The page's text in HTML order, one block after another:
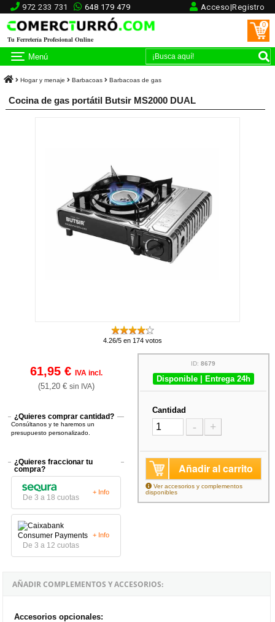
972 233 731 648 179 479 Acceso|Registro
Tu Ferretería Profesional Online
0
Menú
Hogar y menaje Barbacoas Barbacoas de gas
Cocina de gas portátil Butsir MS2000 DUAL
4.26/5 en 174 votos
61,95 € IVA incl.
(51,20 € sin IVA)
¿Quieres comprar cantidad?
Consúltanos y te haremos un
presupuesto personalizado.
¿Quieres fraccionar tu
compra?
De 3 a 18 cuotas
+ Info
De 3 a 12 cuotas
+ Info
ID:8679
Disponible | Entrega 24h
Cantidad
- +
Añadir al carrito
Ver accesorios y complementos
disponibles
AÑADIR COMPLEMENTOS Y ACCESORIOS:
Accesorios opcionales: